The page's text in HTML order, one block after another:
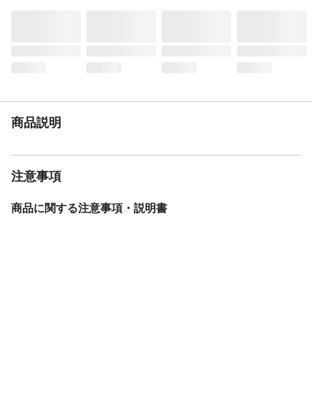
商品説明
注意事項
商品に関する注意事項・説明書